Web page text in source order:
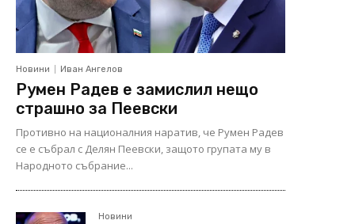
Новини Иван Ангелов
Румен Радев е замислил нещо
страшно за Пеевски
Противно на националния наратив, че Румен Радев
се е събрал с Делян Пеевски, защото групата му в
Народното събрание...
Новини